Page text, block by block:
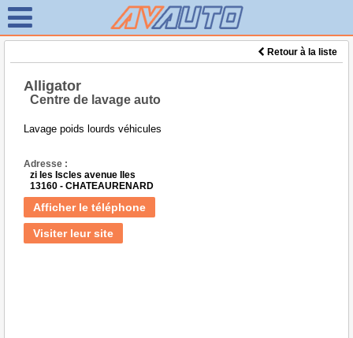
Retour à la liste
Alligator
Centre de lavage auto
Lavage poids lourds véhicules
Adresse :
zi les Iscles avenue Iles
13160 - CHATEAURENARD
Afficher le téléphone
Visiter leur site